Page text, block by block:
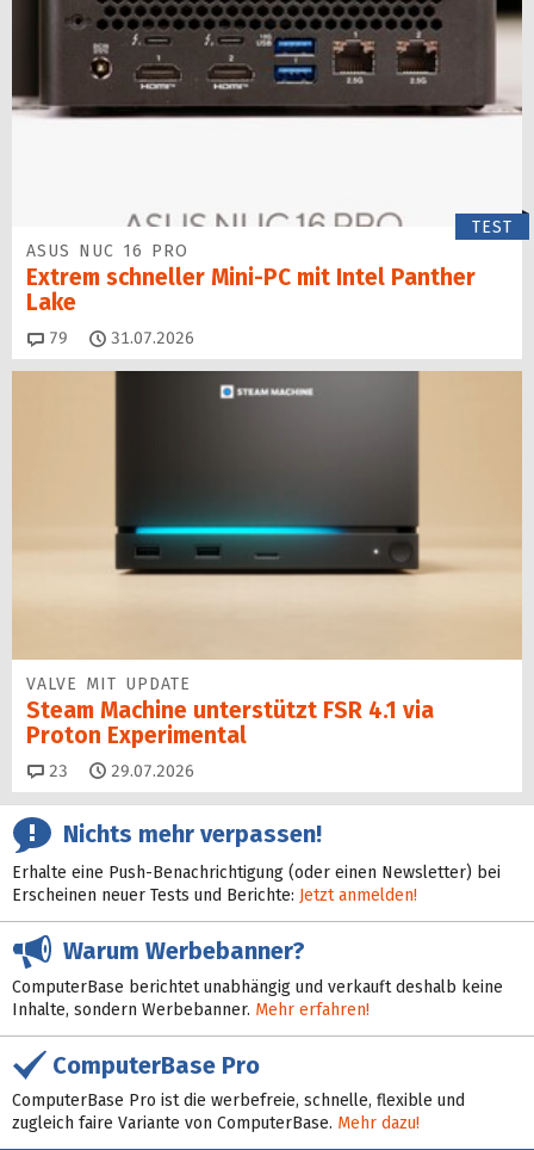
TEST
ASUS NUC 16 PRO
Extrem schneller Mini-PC mit Intel Panther
Lake
79 Kommentare
31.07.2026
VALVE MIT UPDATE
Steam Machine unterstützt FSR 4.1 via
Proton Experimental
23 Kommentare
29.07.2026
Nichts mehr verpassen!
Erhalte eine Push-Benachrichtigung (oder einen Newsletter) bei
Erscheinen neuer Tests und Berichte: Jetzt anmelden!
Warum Werbebanner?
ComputerBase berichtet unabhängig und verkauft deshalb keine
Inhalte, sondern Werbebanner. Mehr erfahren!
ComputerBase Pro
ComputerBase Pro ist die werbefreie, schnelle, flexible und
zugleich faire Variante von ComputerBase. Mehr dazu!